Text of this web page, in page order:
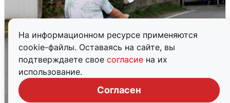
На информационном ресурсе применяются
cookie-файлы. Оставаясь на сайте, вы
подтверждаете свое согласие на их
использование.
Согласен